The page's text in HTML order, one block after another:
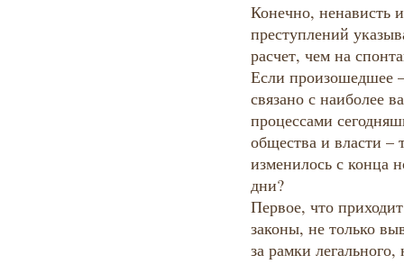
Конечно, ненависть
преступлений
расчет, чем на
Если произошедшее
связано с наиболее
процессами
общества и власти –
изменилось с конца
дни?
Первое, что
законы, не только
за рамки